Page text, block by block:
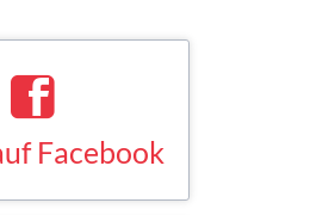
Neues auf Facebook
Saskia Esken bei Facebook
FACEBOOK